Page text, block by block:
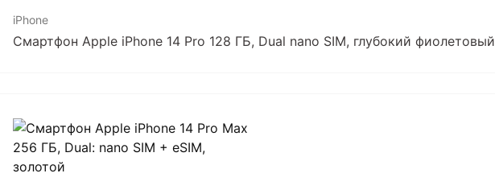
iPhone
Смартфон Apple iPhone 14 Pro 128 ГБ, Dual nano SIM, глубокий фиолетовый